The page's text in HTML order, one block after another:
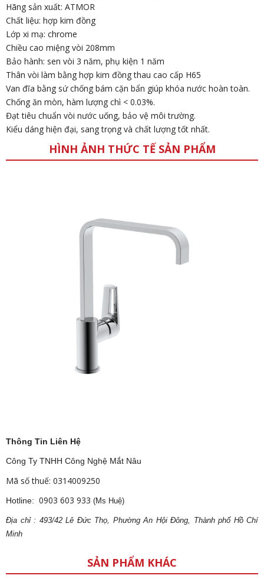
Hãng sản xuất: ATMOR
Chất liệu: hợp kim đồng
Lớp xi mạ: chrome
Chiều cao miệng vòi 208mm
Bảo hành: sen vòi 3 năm, phụ kiện 1 năm
Thân vòi làm bằng hợp kim đồng thau cao cấp H65
Van đĩa bằng sứ chống bám cặn bẩn giúp khóa nước hoàn toàn.
Chống ăn mòn, hàm lượng chì < 0.03%.
Đạt tiêu chuẩn vòi nước uống, bảo vệ môi trường.
Kiểu dáng hiện đại, sang trọng và chất lượng tốt nhất.
HÌNH ẢNH THỨC TẾ SẢN PHẨM
Thông Tin Liên Hệ
Công Ty TNHH Công Nghệ Mắt Nâu
Mã số thuế: 0314009250
Hotline: 0903 603 933 (Ms Huệ)
Địa chỉ : 493/42 Lê Đức Thọ, Phường An Hội Đông, Thành phố Hồ Chí
Minh
SẢN PHẨM KHÁC